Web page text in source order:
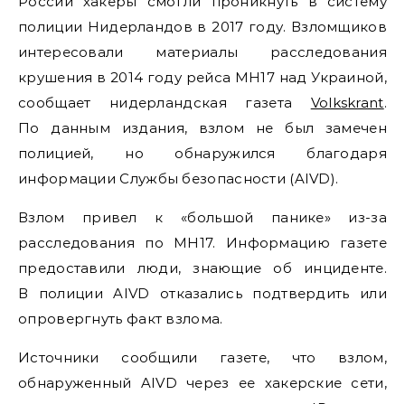
полиции Нидерландов в 2017 году. Взломщиков
интересовали материалы расследования
крушения в 2014 году рейса MH17 над Украиной,
сообщает нидерландская газета Volkskrant.
По данным издания, взлом не был замечен
полицией, но обнаружился благодаря
информации Службы безопасности (AIVD).
Взлом привел к «большой панике» из-за
расследования по MH17. Информацию газете
предоставили люди, знающие об инциденте.
В полиции AIVD отказались подтвердить или
опровергнуть факт взлома.
Источники сообщили газете, что взлом,
обнаруженный AIVD через ее хакерские сети,